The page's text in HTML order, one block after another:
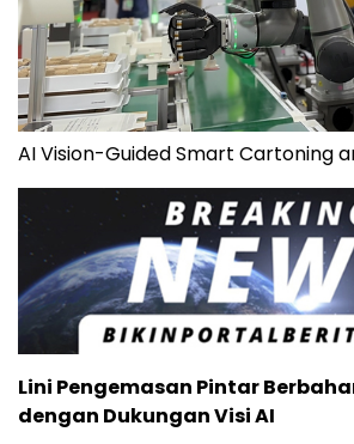
AI Vision-Guided Smart Cartoning
Lini Pengemasan Pintar
dengan Dukungan Visi AI